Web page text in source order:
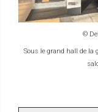
©
Sous le grand hall de la